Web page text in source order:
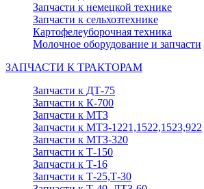
Запчасти к немецкой технике
Запчасти к сельхозтехнике
Картофелеуборочная техника
Молочное оборудование и запчасти
ЗАПЧАСТИ К ТРАКТОРАМ
Запчасти к ДТ-75
Запчасти к К-700
Запчасти к МТЗ
Запчасти к МТЗ-1221,1522,1523,922
Запчасти к МТЗ-320
Запчасти к Т-150
Запчасти к Т-16
Запчасти к Т-25,Т-30